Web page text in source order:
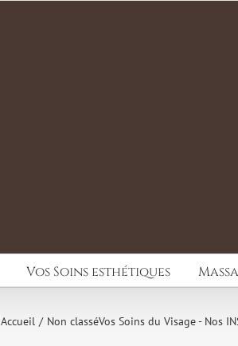
Vos Soins esthétiques
Accueil Non classéVos Soins du Visage - Nos